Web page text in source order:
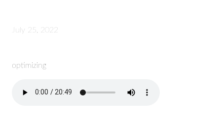
July 25, 2022
optimizing